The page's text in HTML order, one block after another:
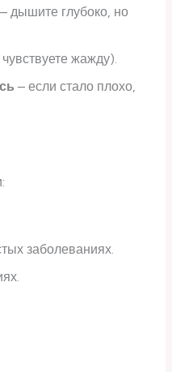
– дышите глубоко, но
жажду).
– если стало плохо,
заболеваниях.